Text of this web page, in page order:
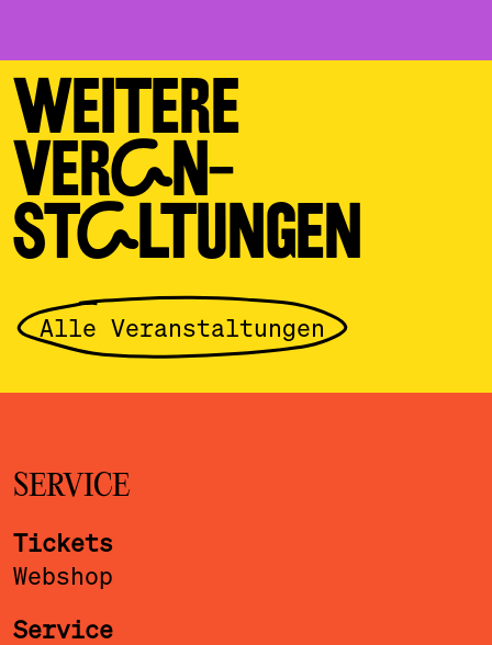
WEITERE
VERAN­
STALTUNGEN
Alle Veranstaltungen
SERVICE
Tickets
Webshop
Service